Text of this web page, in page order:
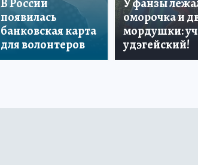
В России
появилась
банковская карта
для волонтеров
У фанзы
оморочка и
мордушки:
удэгейский!